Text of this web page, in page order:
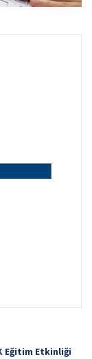
Eğitim Etkinliği